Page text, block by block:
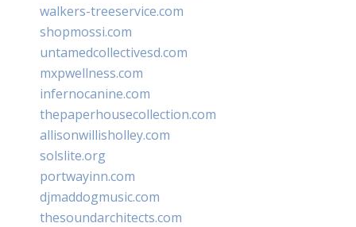
walkers-treeservice.com
shopmossi.com
untamedcollectivesd.com
mxpwellness.com
infernocanine.com
thepaperhousecollection.com
allisonwillisholley.com
solslite.org
portwayinn.com
djmaddogmusic.com
thesoundarchitects.com